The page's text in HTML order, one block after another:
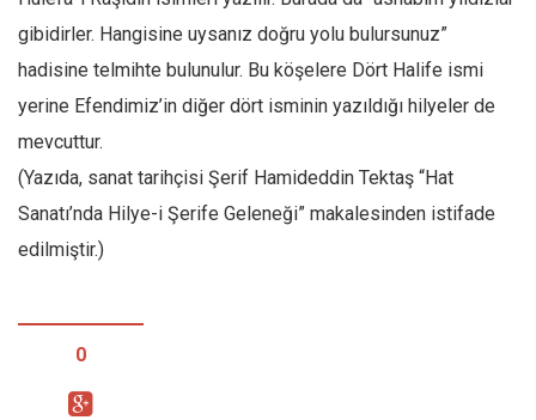
gibidirler. Hangisine uysanız doğru yolu bulursunuz”
hadisine telmihte bulunulur. Bu köşelere Dört Halife ismi
yerine Efendimiz’in diğer dört isminin yazıldığı hilyeler de
mevcuttur.
(Yazıda, sanat tarihçisi Şerif Hamideddin Tektaş “Hat
Sanatı’nda Hilye-i Şerife Geleneği” makalesinden istifade
edilmiştir.)
0